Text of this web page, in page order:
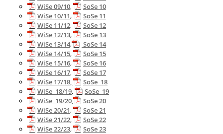
WiSe 09/10,
SoSe 10
WiSe 10/11,
SoSe 11
WiSe 11/12,
SoSe 12
WiSe 12/13,
SoSe 13
WiSe 13/14,
SoSe 14
WiSe 14/15,
SoSe 15
WiSe 15/16,
SoSe 16
WiSe 16/17,
SoSe 17
WiSe 17/18,
SoSe_18
WiSe_18/19,
SoSe_19
WiSe_19/20,
SoSe 20
WiSe 20/21,
SoSe 21
WiSe 21/22,
SoSe 22
WiSe 22/23, SoSe 23